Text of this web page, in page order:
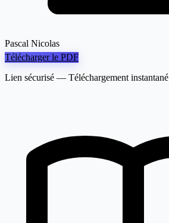
Pascal Nicolas
Télécharger le PDF
Lien sécurisé — Téléchargement instantané